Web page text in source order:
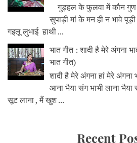
गुड़हल के फुलवा में कौन गुण
सुपाड़ी मां के मन ही न भावे
गइलू लुभाई हाथी ...
भात गीत : शादी है मेरे अंगना
भात गीत)
शादी है मेरे अंगना हां मेरे
आना भैया संग भाभी लाना
सूट लाना , मैं खुश ...
Recent